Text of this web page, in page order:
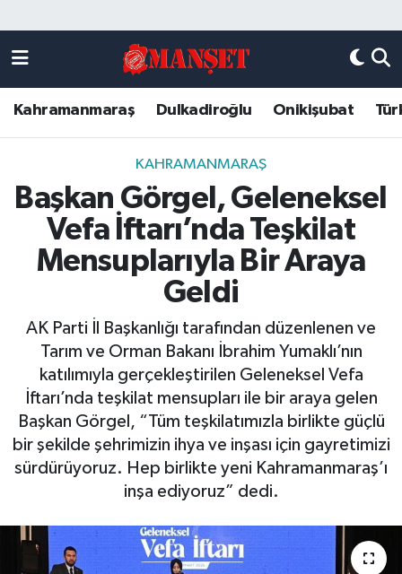
Kahramanmaraş Dulkadiroğlu Onikişubat
KAHRAMANMARAŞ
Başkan Görgel, Geleneksel
Vefa İftarı’nda Teşkilat
Mensuplarıyla Bir Araya
Geldi
AK Parti İl Başkanlığı tarafından düzenlenen ve
Tarım ve Orman Bakanı İbrahim Yumaklı’nın
katılımıyla gerçekleştirilen Geleneksel Vefa
İftarı’nda teşkilat mensupları ile bir araya gelen
Başkan Görgel, “Tüm teşkilatımızla birlikte güçlü
bir şekilde şehrimizin ihya ve inşası için gayretimizi
sürdürüyoruz. Hep birlikte yeni Kahramanmaraş’ı
inşa ediyoruz” dedi.
DULKADİROĞLU
KAHRAMANMARAŞ
ONİKİŞUBAT
ÖZEL HABER
Kahramanmaraş Nöbetçi Eczaneler
Kahramanmaraş Hava Durumu
Kahramanmaraş Trafik Yoğunluk Haritası
Süper Lig Puan Durumu ve Fikstür
Tüm Manşetler
Son Dakika Haberleri
Haber Arşivi